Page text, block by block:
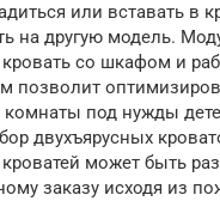
или вставать в
на другую модель.
кровать со шкафом и
позволит
комнаты под нужды
двухъярусных
может быть
заказу исходя из